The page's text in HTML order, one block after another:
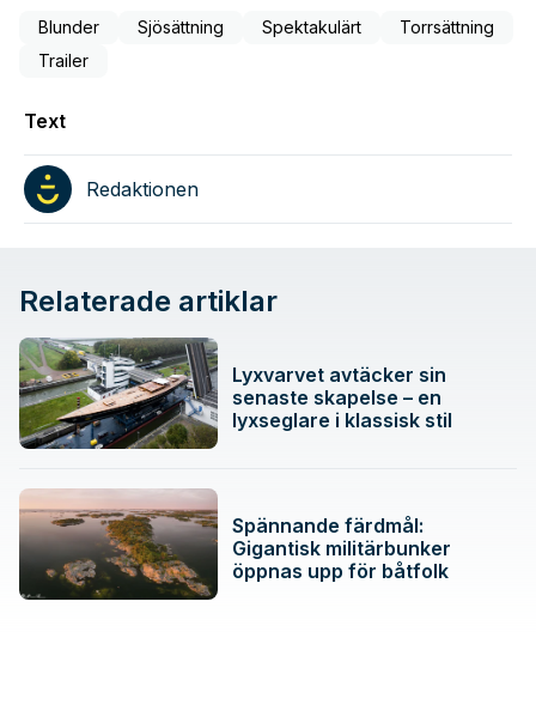
Blunder Sjösättning Spektakulärt
Torrsättning
Trailer
Text
Redaktionen
Relaterade artiklar
Lyxvarvet avtäcker sin
senaste skapelse – en
lyxseglare i klassisk stil
Spännande färdmål:
Gigantisk militärbunker
öppnas upp för båtfolk